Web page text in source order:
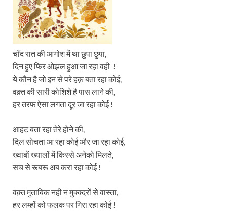
चाँद रात की आगोश में था छुपा छुपा,
दिन हुए फिर ओझल हुआ जा रहा वही !
ये कौन है जो इन से परे हक़ बता रहा कोई,
वक़्त की सारी कोशिशे है पास लाने की,
हर तरफ ऐसा लगता दूर जा रहा कोई !
आहट बता रहा तेरे होने की,
दिल सोचता आ रहा कोई और जा रहा कोई,
ख्वाबों ख्यालों में किस्से अनेको मिलते,
सच से रूबरू अब करा रहा कोई !
वक़्त मुताबिक नही न मुक्क्दरों से वास्ता,
हर लम्हों को फलक पर गिरा रहा कोई !